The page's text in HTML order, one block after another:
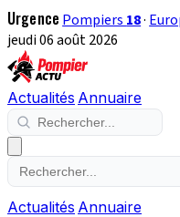
Urgence Pompiers 18·
jeudi 06 août 2026
Actualités Annuaire
Actualités Annuaire